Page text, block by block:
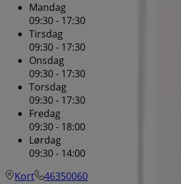
Mandag
09:30 - 17:30
Tirsdag
09:30 - 17:30
Onsdag
09:30 - 17:30
Torsdag
09:30 - 17:30
Fredag
09:30 - 18:00
Lørdag
09:30 - 14:00
Kort
46350060